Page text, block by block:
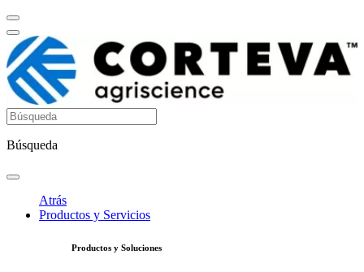
Búsqueda
Atrás
Productos y Servicios
Productos y Soluciones